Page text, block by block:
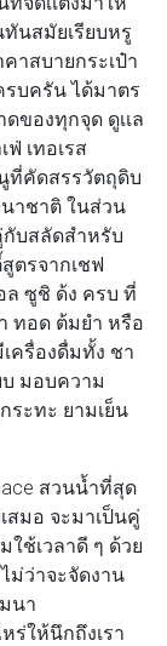
ทันสมัยเรียบหรู
าสบายกระเป๋า
บครัน ได้มาตร
ของทุกจุด ดูเเล
เทอเรส
ที่คัดสรรวัตถุดิบ
นาชาติ ในส่วน
กับสลัดสำหรับ
ตรจากเชฟ
ล ซูชิ ด้ง ครบ ที่
ทอด ต้มยำ หรือ
ครื่องดื่มทั้ง ชา
บ มอบความ
ระทะ ยามเย็น
สวนนํ้าที่สุด
สมอ จะมาเป็นคู่
ใช้เวลาดี ๆ ด้วย
ม่ว่าจะจัดงาน
นา
ร่ให้นึกถึงเรา